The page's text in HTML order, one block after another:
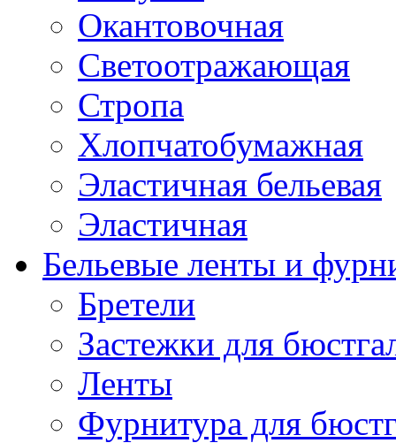
Окантовочная
Светоотражающая
Стропа
Хлопчатобумажная
Эластичная бельевая
Эластичная
Бельевые ленты и
Бретели
Застежки для
Ленты
Фурнитура для